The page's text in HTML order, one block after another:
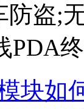
防盗;
PDA
块如